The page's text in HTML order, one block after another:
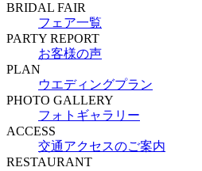
BRIDAL FAIR
フェア一覧
PARTY REPORT
お客様の声
PLAN
ウエディングプラン
PHOTO GALLERY
フォトギャラリー
ACCESS
交通アクセスのご案内
RESTAURANT